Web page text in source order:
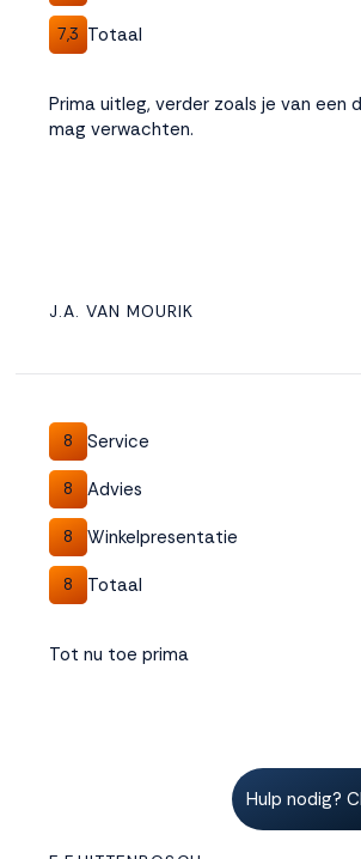
7,3 Totaal
Prima uitleg, verder zoals je van een
mag verwachten.
J.A. VAN MOURIK
8 Service
8 Advies
8 Winkelpresentatie
8 Totaal
Tot nu toe prima
Hulp nodig?